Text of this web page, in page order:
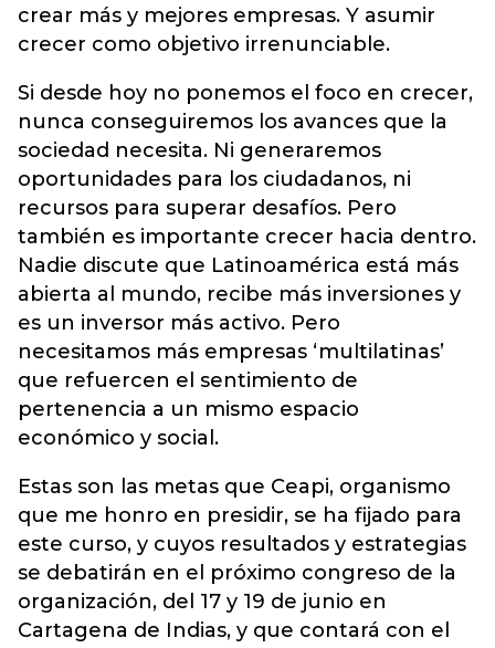
crear más y mejores empresas. Y asumir
crecer como objetivo irrenunciable.
Si desde hoy no ponemos el foco en crecer,
nunca conseguiremos los avances que la
sociedad necesita. Ni generaremos
oportunidades para los ciudadanos, ni
recursos para superar desafíos. Pero
también es importante crecer hacia dentro.
Nadie discute que Latinoamérica está más
abierta al mundo, recibe más inversiones y
es un inversor más activo. Pero
necesitamos más empresas ‘multilatinas’
que refuercen el sentimiento de
pertenencia a un mismo espacio
económico y social.
Estas son las metas que Ceapi, organismo
que me honro en presidir, se ha fijado para
este curso, y cuyos resultados y estrategias
se debatirán en el próximo congreso de la
organización, del 17 y 19 de junio en
Cartagena de Indias, y que contará con el